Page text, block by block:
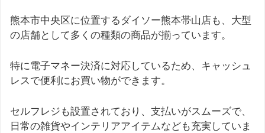
熊本市中央区に位置するダイソー熊本帯山店も、大型
の店舗として多くの種類の商品が揃っています。
特に電子マネー決済に対応しているため、キャッシュ
レスで便利にお買い物ができます。
セルフレジも設置されており、支払いがスムーズで、
日常の雑貨やインテリアアイテムなども充実していま